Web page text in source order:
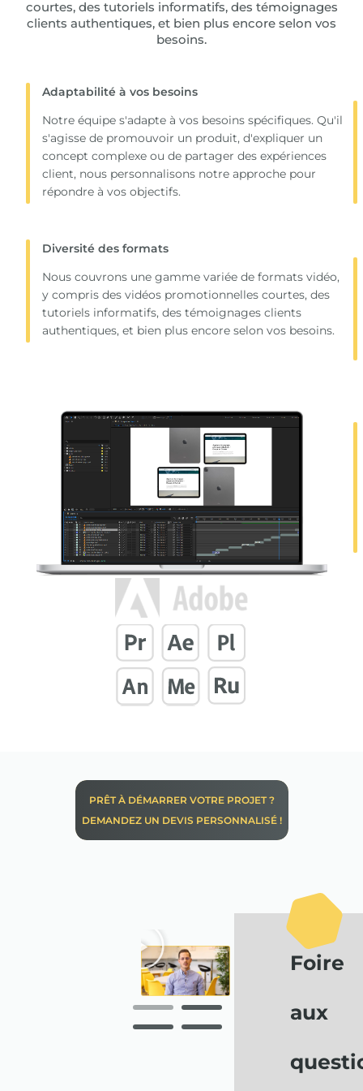
courtes, des tutoriels informatifs, des témoignages
clients authentiques, et bien plus encore selon vos
besoins.
Adaptabilité à vos besoins
Notre équipe s'adapte à vos besoins spécifiques. Qu'il
s'agisse de promouvoir un produit, d'expliquer un
concept complexe ou de partager des expériences
client, nous personnalisons notre approche pour
répondre à vos objectifs.
Diversité des formats
Nous couvrons une gamme variée de formats vidéo,
y compris des vidéos promotionnelles courtes, des
tutoriels informatifs, des témoignages clients
authentiques, et bien plus encore selon vos besoins.
PRÊT À DÉMARRER VOTRE PROJET ?
DEMANDEZ UN DEVIS PERSONNALISÉ !
Foire
aux